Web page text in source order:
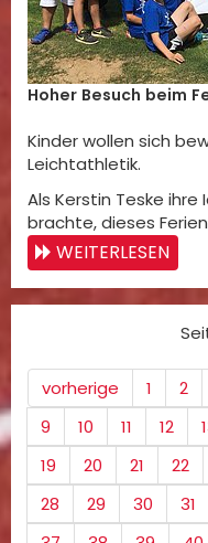
Hoher Besuch beim
Kinder wollen sich
Leichtathletik.
Als Kerstin Teske
brachte, dieses
WEITERLESEN
vorherige 1 2
9
10 11 12
19
20 21 22
28
29 30 31